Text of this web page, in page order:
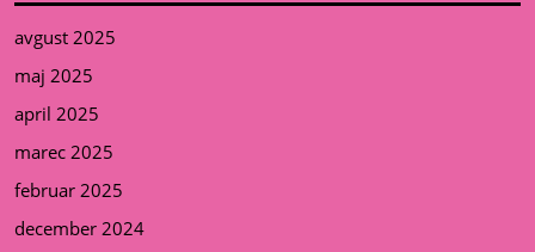
avgust 2025
maj 2025
april 2025
marec 2025
februar 2025
december 2024